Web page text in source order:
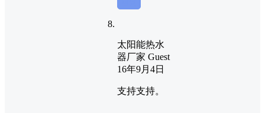
太阳能热水
器厂家 Guest
16年9月4日
支持支持。